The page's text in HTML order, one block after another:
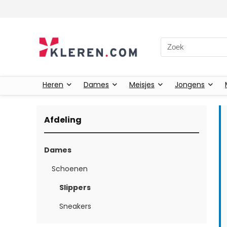
Zoeken naar:
Heren Dames Meisjes Jongens
Afdeling
Dames
Schoenen
Slippers
Sneakers